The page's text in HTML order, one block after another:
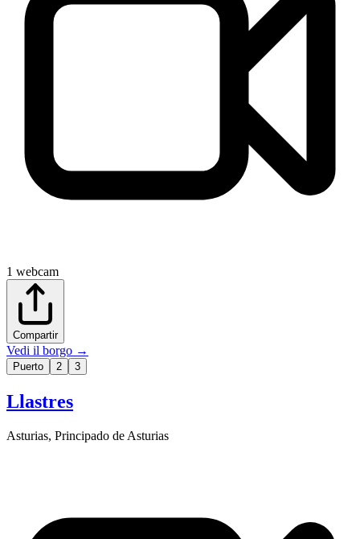
1 webcam
Compartir
Vedi il borgo →
Puerto 2 3
Llastres
Asturias, Principado de Asturias